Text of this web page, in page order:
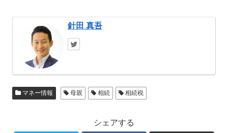
針田 真吾
マネー情報 母親 相続 相続税
シェアする